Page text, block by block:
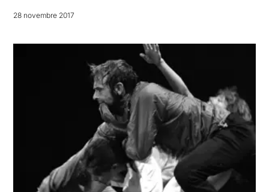
28 novembre 2017